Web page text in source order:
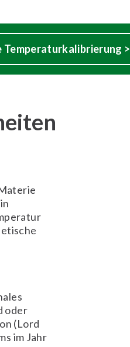
Temperaturkalibrierung >
oder
(Lord
im Jahr